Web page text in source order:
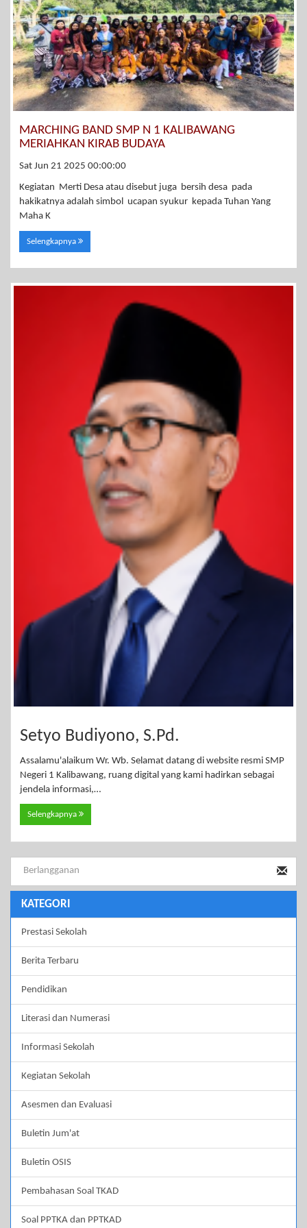
MARCHING BAND SMP N 1 KALIBAWANG
MERIAHKAN KIRAB BUDAYA
Sat Jun 21 2025 00:00:00
Kegiatan Merti Desa atau disebut juga bersih desa pada
hakikatnya adalah simbol ucapan syukur kepada Tuhan Yang
Maha K
Selengkapnya
Setyo Budiyono, S.Pd.
Assalamu'alaikum Wr. Wb. Selamat datang di website resmi SMP
Negeri 1 Kalibawang, ruang digital yang kami hadirkan sebagai
jendela informasi,…
Selengkapnya
KATEGORI
Prestasi Sekolah
Berita Terbaru
Pendidikan
Literasi dan Numerasi
Informasi Sekolah
Kegiatan Sekolah
Asesmen dan Evaluasi
Buletin Jum'at
Buletin OSIS
Pembahasan Soal TKAD
Soal PPTKA dan PPTKAD